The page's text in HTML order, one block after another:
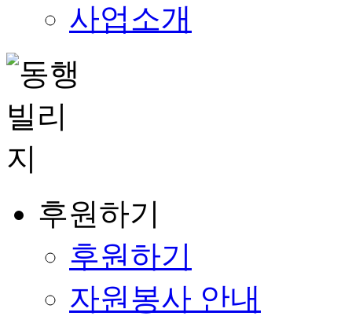
사업소개
후원하기
후원하기
자원봉사 안내